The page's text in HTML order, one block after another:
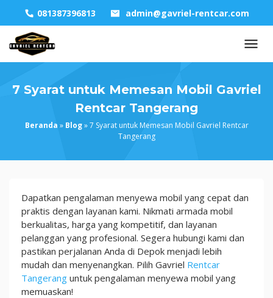
content
081387396813 admin@gavriel-rentcar.com
7 Syarat untuk Memesan Mobil Gavriel
Rentcar Tangerang
Beranda » Blog»7 Syarat untuk Memesan Mobil Gavriel Rentcar
Tangerang
7
Syarat
untuk
Memesan
Mobil
Gavriel
Rentcar
Tangerang
Dapatkan pengalaman menyewa mobil yang cepat dan
praktis dengan layanan kami. Nikmati armada mobil
berkualitas, harga yang kompetitif, dan layanan
pelanggan yang profesional. Segera hubungi kami dan
pastikan perjalanan Anda di Depok menjadi lebih
mudah dan menyenangkan. Pilih Gavriel Rentcar
Tangerang untuk pengalaman menyewa mobil yang
memuaskan!